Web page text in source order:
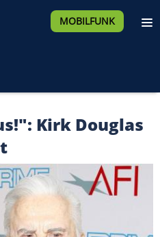
MOBILFUNK
Kirk Douglas